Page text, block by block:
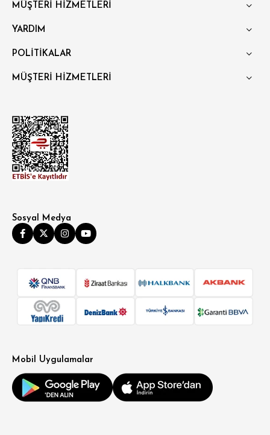
MÜŞTERİ HİZMETLERİ
YARDIM
POLİTİKALAR
MÜŞTERİ HİZMETLERİ
Sosyal Medya
Mobil Uygulamalar